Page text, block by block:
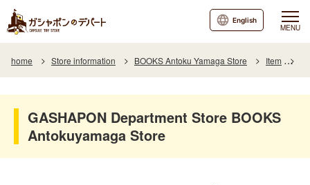
MENU
English
home Store information BOOKS Antoku Yamaga Store Item
GASHAPON Department Store BOOKS
Antokuyamaga Store